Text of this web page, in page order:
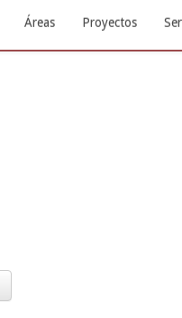
Áreas Proyectos